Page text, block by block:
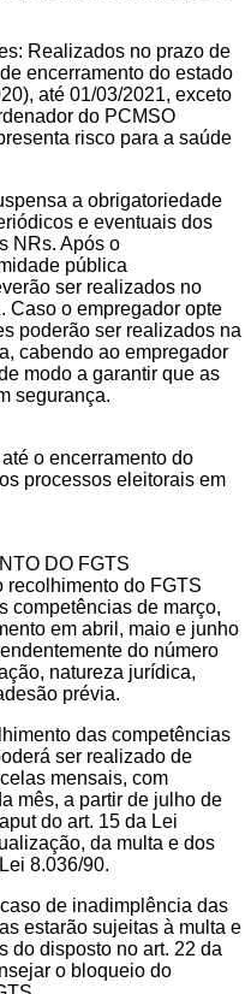
Realizados no prazo de
encerramento do estado
até 01/03/2021, exceto
do PCMSO
risco para a saúde
a obrigatoriedade
e eventuais dos
NRs. Após o
pública
ser realizados no
Caso o empregador opte
poderão ser realizados na
cabendo ao empregador
modo a garantir que as
segurança.
o encerramento do
processos eleitorais em
DO FGTS
do FGTS
competências de março,
em abril, maio e junho
do número
natureza jurídica,
prévia.
das competências
ser realizado de
mensais, com
mês, a partir de julho de
do art. 15 da Lei
da multa e dos
8.036/90.
de inadimplência das
estarão sujeitas à multa e
do disposto no art. 22 da
o bloqueio do